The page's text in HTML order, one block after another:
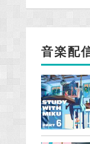
音楽配